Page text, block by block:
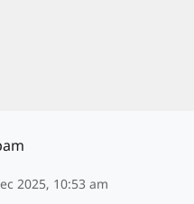
2025, 10:53 am